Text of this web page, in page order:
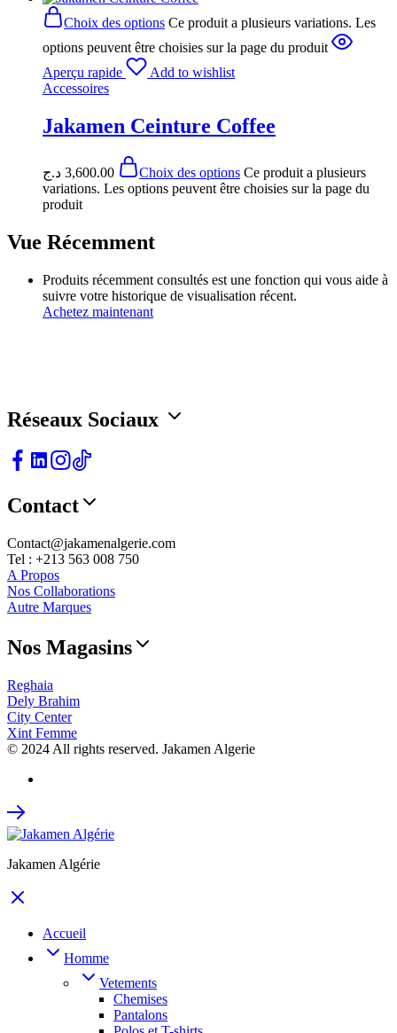
Choix des options Ce produit a plusieurs variations. Les
options peuvent être choisies sur la page du produit
Aperçu rapide
Add to wishlist
Accessoires
Jakamen Ceinture Coffee
3,600.00 د.ج Choix des options Ce produit a plusieurs
variations. Les options peuvent être choisies sur la page du
produit
Vue Récemment
Produits récemment consultés est une fonction qui vous aide à
suivre votre historique de visualisation récent.
Achetez maintenant
Réseaux Sociaux
Contact
Contact@jakamenalgerie.com
Tel : +213 563 008 750
A Propos
Nos Collaborations
Autre Marques
Nos Magasins
Reghaia
Dely Brahim
City Center
Xint Femme
© 2024 All rights reserved. Jakamen Algerie
Jakamen Algérie
Accueil
Homme
Vetements
Chemises
Pantalons